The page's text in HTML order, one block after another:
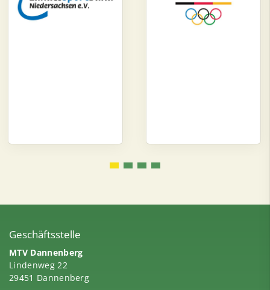
Geschäftsstelle
MTV Dannenberg
Lindenweg 22
29451 Dannenberg